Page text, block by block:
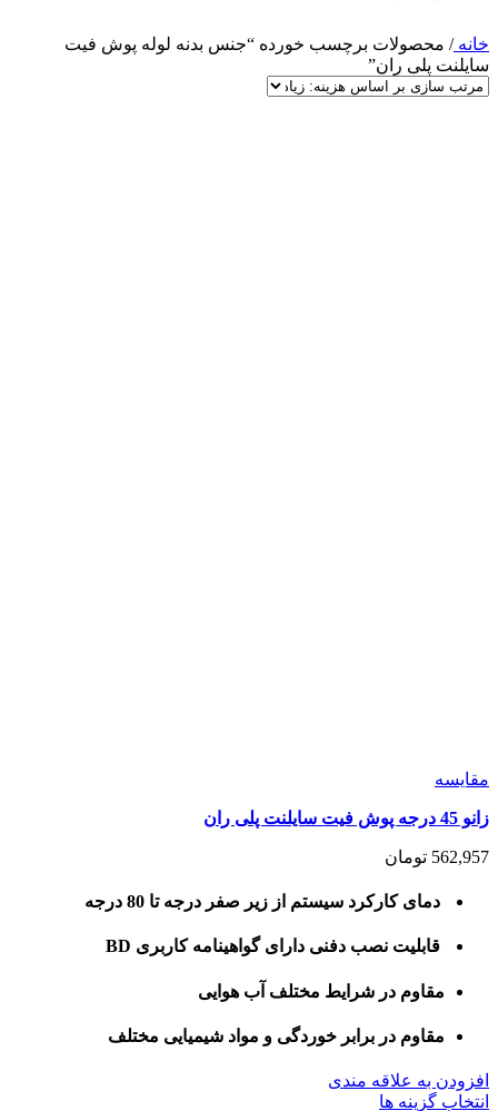
خانه/ محصولات برچسب خورده “جنس بدنه لوله پوش فیت
سایلنت پلی ران”
مقايسه
زانو 45 درجه پوش فیت سایلنت پلی ران
562,957 تومان
دمای کارکرد سیستم از زیر صفر درجه تا 80 درجه
قابلیت نصب دفنی دارای گواهینامه کاربری BD
مقاوم در شرایط مختلف آب هوایی
مقاوم در برابر خوردگی و مواد شیمیایی مختلف
افزودن به علاقه مندی
انتخاب گزینه ها